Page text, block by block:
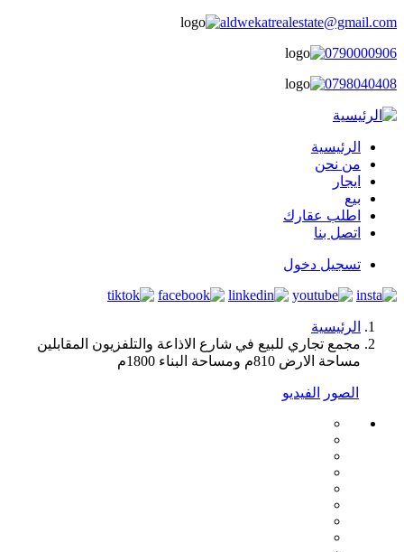
aldwekatrealestate@gmail.com
0790000906
0798040408
main
menu
الرئيسية
من نحن
ايجار
بيع
اطلب عقارك
اتصل بنا
user
login
تسجيل دخول
مسار
التنقل
الرئيسية
مجمع تجاري للبيع في شارع الاذاعة والتلفزيون المقابلين
مساحة الارض 810م ومساحة البناء 1800م
الصور الفيديو